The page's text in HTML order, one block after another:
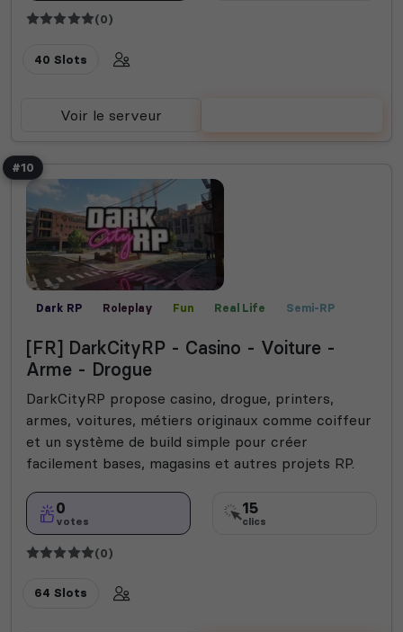
(0)
40 Slots
Voir le serveur
#10
Dark RP Roleplay Fun Real Life
Semi-RP
[FR] DarkCityRP - Casino - Voiture -
Arme - Drogue
DarkCityRP propose casino, drogue, printers,
armes, voitures, métiers originaux comme coiffeur
et un système de build simple pour créer
facilement bases, magasins et autres projets RP.
0
votes
15
clics
(0)
64 Slots